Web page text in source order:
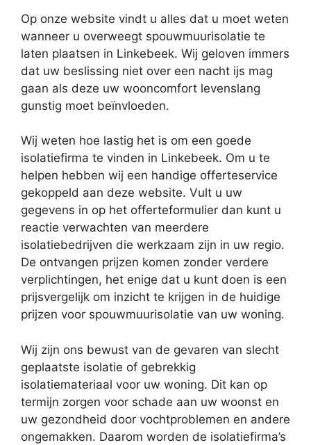
Op onze website vindt u alles dat u moet weten
wanneer u overweegt spouwmuurisolatie te
laten plaatsen in Linkebeek. Wij geloven immers
dat uw beslissing niet over een nacht ijs mag
gaan als deze uw wooncomfort levenslang
gunstig moet beïnvloeden.
Wij weten hoe lastig het is om een goede
isolatiefirma te vinden in Linkebeek. Om u te
helpen hebben wij een handige offerteservice
gekoppeld aan deze website. Vult u uw
gegevens in op het offerteformulier dan kunt u
reactie verwachten van meerdere
isolatiebedrijven die werkzaam zijn in uw regio.
De ontvangen prijzen komen zonder verdere
verplichtingen, het enige dat u kunt doen is een
prijsvergelijk om inzicht te krijgen in de huidige
prijzen voor spouwmuurisolatie van uw woning.
Wij zijn ons bewust van de gevaren van slecht
geplaatste isolatie of gebrekkig
isolatiemateriaal voor uw woning. Dit kan op
termijn zorgen voor schade aan uw woonst en
uw gezondheid door vochtproblemen en andere
ongemakken. Daarom worden de isolatiefirma’s